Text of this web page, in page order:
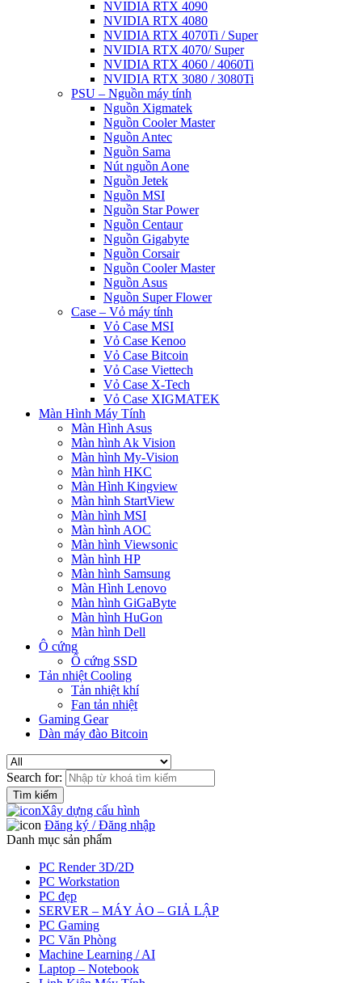
NVIDIA RTX 4090
NVIDIA RTX 4080
NVIDIA RTX 4070Ti / Super
NVIDIA RTX 4070/ Super
NVIDIA RTX 4060 / 4060Ti
NVIDIA RTX 3080 / 3080Ti
PSU – Nguồn máy tính
Nguồn Xigmatek
Nguồn Cooler Master
Nguồn Antec
Nguồn Sama
Nút nguồn Aone
Nguồn Jetek
Nguồn MSI
Nguồn Star Power
Nguồn Centaur
Nguồn Gigabyte
Nguồn Corsair
Nguồn Cooler Master
Nguồn Asus
Nguồn Super Flower
Case – Vỏ máy tính
Vỏ Case MSI
Vỏ Case Kenoo
Vỏ Case Bitcoin
Vỏ Case Viettech
Vỏ Case X-Tech
Vỏ Case XIGMATEK
Màn Hình Máy Tính
Màn Hình Asus
Màn hình Ak Vision
Màn hình My-Vision
Màn hình HKC
Màn Hình Kingview
Màn hình StartView
Màn hình MSI
Màn hình AOC
Màn hình Viewsonic
Màn hình HP
Màn hình Samsung
Màn Hình Lenovo
Màn hình GiGaByte
Màn hình HuGon
Màn hình Dell
Ô cứng
Ổ cứng SSD
Tản nhiệt Cooling
Tản nhiệt khí
Fan tản nhiệt
Gaming Gear
Dàn máy đào Bitcoin
Search for:
Xây dựng cấu hình
Đăng ký / Đăng nhập
Danh mục sản phẩm
PC Render 3D/2D
PC Workstation
PC đẹp
SERVER – MÁY ẢO – GIẢ LẬP
PC Gaming
PC Văn Phòng
Machine Learning / AI
Laptop – Notebook